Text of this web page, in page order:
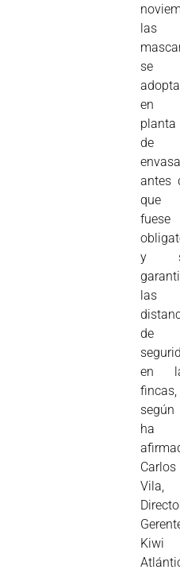
las
se
en
planta
de
antes
que
fuese
y
las
de
en
fincas,
según
ha
Carlos
Vila,
Kiwi